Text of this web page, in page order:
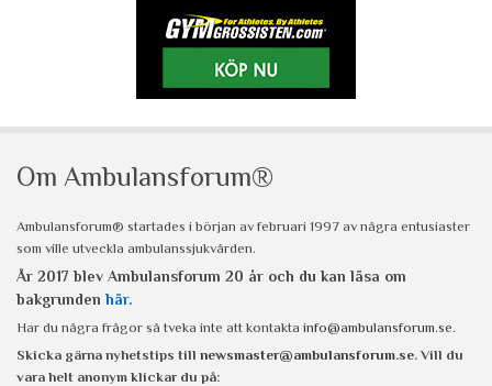
Om Ambulansforum®
Ambulansforum® startades i början av februari 1997 av några entusiaster
som ville utveckla ambulanssjukvården.
År 2017 blev Ambulansforum 20 år och du kan läsa om
bakgrunden här.
Har du några frågor så tveka inte att kontakta info@ambulansforum.se.
Skicka gärna nyhetstips till newsmaster@ambulansforum.se. Vill du
vara helt anonym klickar du på: